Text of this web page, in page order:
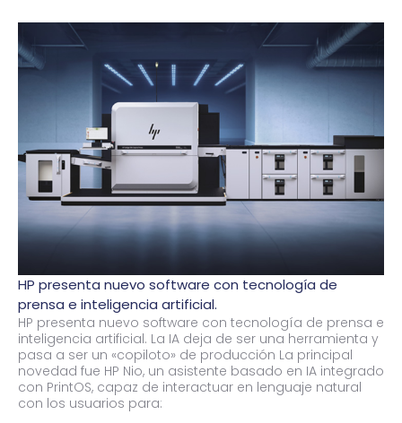
HP presenta nuevo software con tecnología de
prensa e inteligencia artificial.
HP presenta nuevo software con tecnología de prensa e
inteligencia artificial. La IA deja de ser una herramienta y
pasa a ser un «copiloto» de producción La principal
novedad fue HP Nio, un asistente basado en IA integrado
con PrintOS, capaz de interactuar en lenguaje natural
con los usuarios para: